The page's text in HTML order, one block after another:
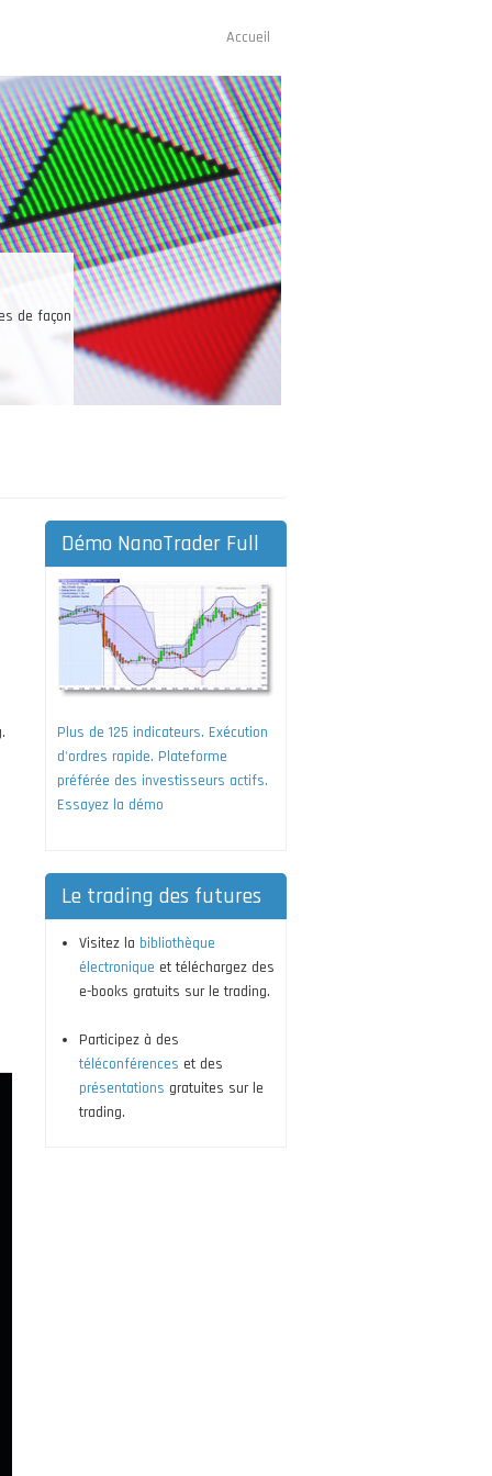
principale
Accueil
de
Démo NanoTrader Full
Plus de 125 indicateurs. Exécution
d'ordres rapide. Plateforme
préférée des investisseurs actifs.
Essayez la démo
Le trading des futures
Visitez la bibliothèque
électronique et téléchargez des
e-books gratuits sur le trading.
Participez à des
téléconférences et des
présentations gratuites sur le
trading.